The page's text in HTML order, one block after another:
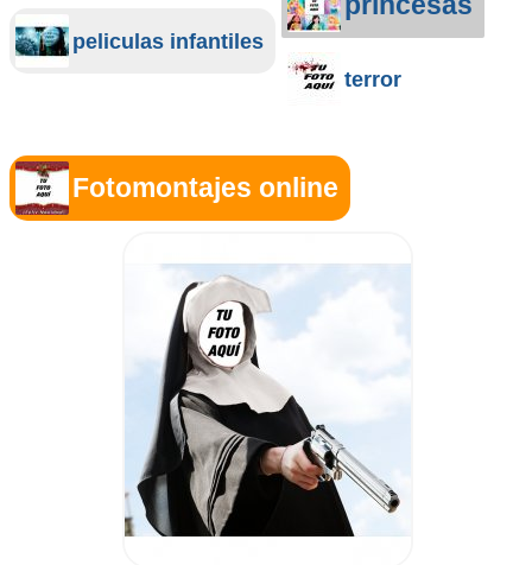
peliculas infantiles
terror
Fotomontajes online